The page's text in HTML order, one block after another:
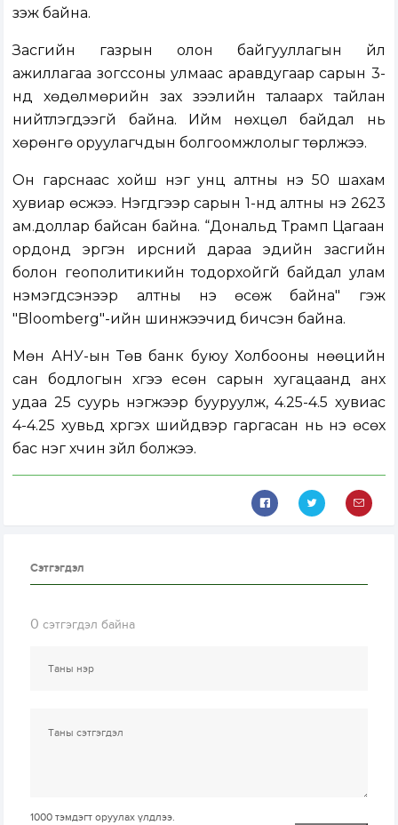
үзэж байна.
Засгийн газрын олон байгууллагын үйл
ажиллагаа зогссоны улмаас аравдугаар сарын 3-
нд хөдөлмөрийн зах зээлийн талаарх тайлан
нийтлэгдээгүй байна. Ийм нөхцөл байдал нь
хөрөнгө оруулагчдын болгоомжлолыг төрүүлжээ.
Он гарснаас хойш нэг унц алтны үнэ 50 шахам
хувиар өсжээ. Нэгдүгээр сарын 1-нд алтны үнэ 2623
ам.доллар байсан байна. “Дональд Трамп Цагаан
ордонд эргэн ирсний дараа эдийн засгийн
болон геополитикийн тодорхойгүй байдал улам
нэмэгдсэнээр алтны үнэ өсөж байна" гэж
"Bloomberg"-ийн шинжээчид бичсэн байна.
Мөн АНУ-ын Төв банк буюу Холбооны нөөцийн
сан бодлогын хүүгээ есөн сарын хугацаанд анх
удаа 25 суурь нэгжээр бууруулж, 4.25-4.5 хувиас
4-4.25 хувьд хүргэх шийдвэр гаргасан нь үнэ өсөх
бас нэг хүчин зүйл болжээ.
Сэтгэгдэл
0 сэтгэгдэл байна
1000 тэмдэгт оруулах үлдлээ.